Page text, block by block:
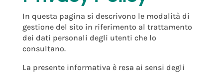
In questa pagina si descrivono le modalità di
gestione del sito in riferimento al trattamento
dei dati personali degli utenti che lo
consultano.
La presente informativa è resa ai sensi degli